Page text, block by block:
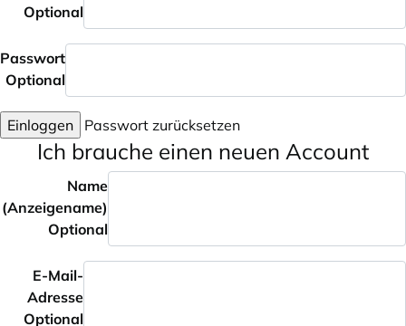
Optional
Passwort
Optional
Einloggen Passwort zurücksetzen
Ich brauche einen neuen Account
Name
(Anzeigename)
Optional
E-Mail-
Adresse
Optional